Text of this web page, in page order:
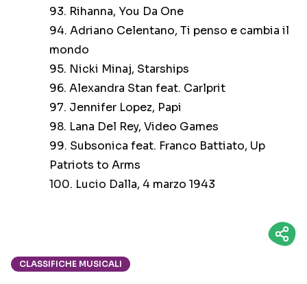
93. Rihanna, You Da One
94. Adriano Celentano, Ti penso e cambia il
mondo
95. Nicki Minaj, Starships
96. Alexandra Stan feat. Carlprit
97. Jennifer Lopez, Papi
98. Lana Del Rey, Video Games
99. Subsonica feat. Franco Battiato, Up
Patriots to Arms
100. Lucio Dalla, 4 marzo 1943
CLASSIFICHE MUSICALI